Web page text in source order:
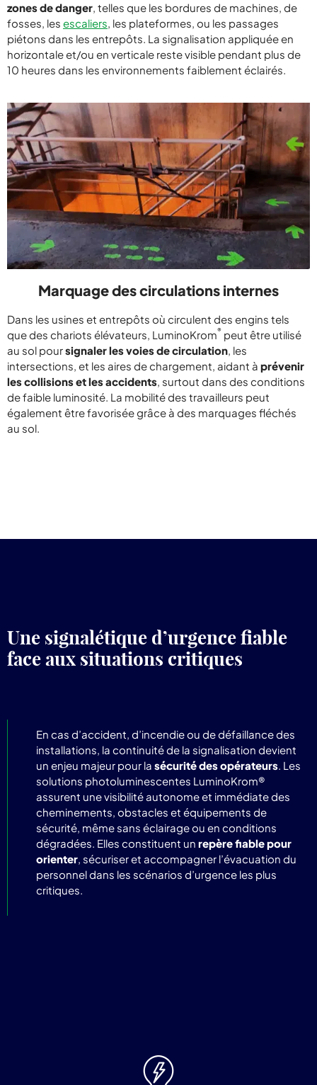
zones de danger, telles que les bordures de machines, de
fosses, les escaliers, les plateformes, ou les passages
piétons dans les entrepôts. La signalisation appliquée en
horizontale et/ou en verticale reste visible pendant plus de
10 heures dans les environnements faiblement éclairés.
Marquage des circulations internes
Dans les usines et entrepôts où circulent des engins tels
que des chariots élévateurs, LuminoKrom® peut être utilisé
au sol poursignaler les voies de circulation , les
intersections, et les aires de chargement, aidant à prévenir
les collisions et les accidents , surtout dans des conditions
de faible luminosité. La mobilité des travailleurs peut
également être favorisée grâce à des marquages fléchés
au sol.
Une signalétique d’urgence fiable
face aux situations critiques
En cas d’accident, d’incendie ou de défaillance des
installations, la continuité de la signalisation devient
un enjeu majeur pour la sécurité des opérateurs . Les
solutions photoluminescentes LuminoKrom®
assurent une visibilité autonome et immédiate des
cheminements, obstacles et équipements de
sécurité, même sans éclairage ou en conditions
dégradées. Elles constituent un repère fiable pour
orienter , sécuriser et accompagner l’évacuation du
personnel dans les scénarios d’urgence les plus
critiques.